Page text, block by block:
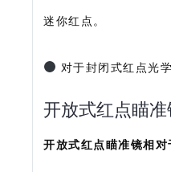
迷你红点。
对于封闭式红点光
开放式红点瞄
开放式红点瞄准镜相